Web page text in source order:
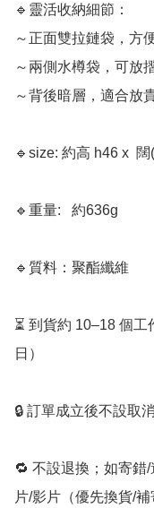
🔹靈活收納細節：
～正面雙拉鏈袋，方
～兩側水樽袋，可放
～背後暗層，適合放
🔹size: 約高 h46 x
🔹重量:	約636g
🔹質料：聚酯纖維
⏳ 到貨約 10–18 個
日）
🔒 訂單成立後不設取
🔁 不設退換；如寄錯
片/影片（優先換貨/補